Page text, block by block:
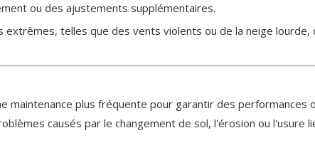
ou des ajustements supplémentaires.
telles que des vents violents ou de la neige lourde,
plus fréquente pour garantir des performances
causés par le changement de sol, l'érosion ou l'usure